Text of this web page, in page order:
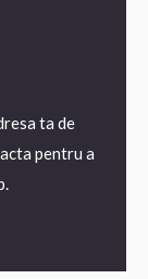
ta de
pentru a